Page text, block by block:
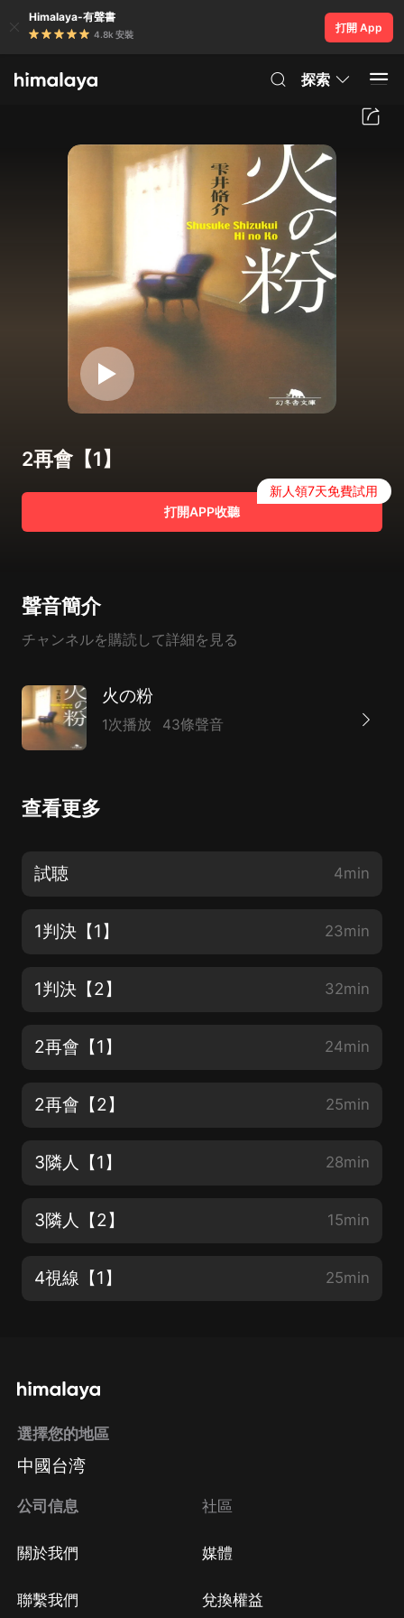
Himalaya-有聲書
4.8k 安裝
打開 App
探索
2再會【1】
打開APP收聽
新人領7天免費試用
聲音簡介
チャンネルを購読して詳細を見る
火の粉
1次播放 43條聲音
查看更多
試聴 4min
1判決【1】 23min
1判決【2】 32min
2再會【1】 24min
2再會【2】 25min
3隣人【1】 28min
3隣人【2】 15min
4視線【1】 25min
選擇您的地區
中國台湾
公司信息
關於我們
聯繫我們
社區
媒體
兌換權益